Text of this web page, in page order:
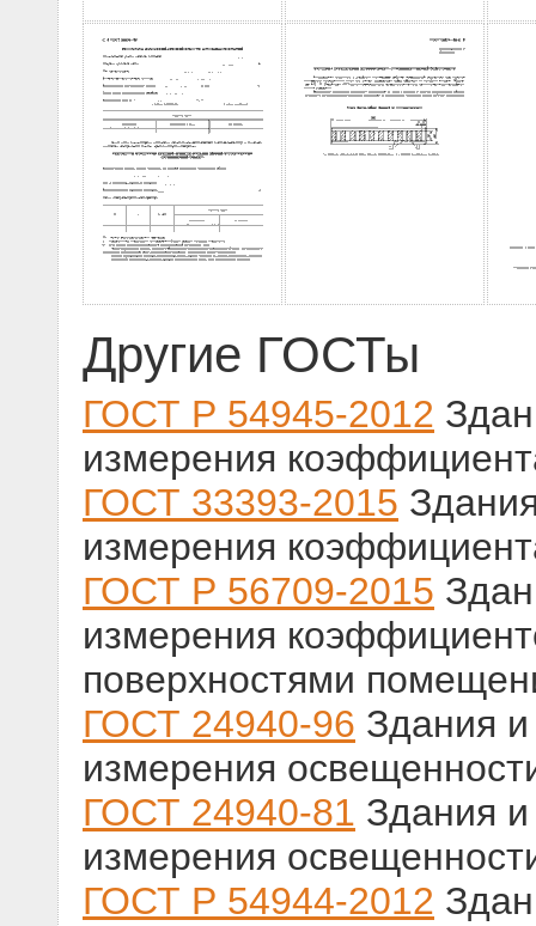
Другие ГОСТы
ГОСТ Р 54945-2012
измерения
ГОСТ 33393-2015
измерения
ГОСТ Р 56709-2015
измерения
поверхностями
ГОСТ 24940-96 Здания
измерения
ГОСТ 24940-81 Здания
измерения
ГОСТ Р 54944-2012